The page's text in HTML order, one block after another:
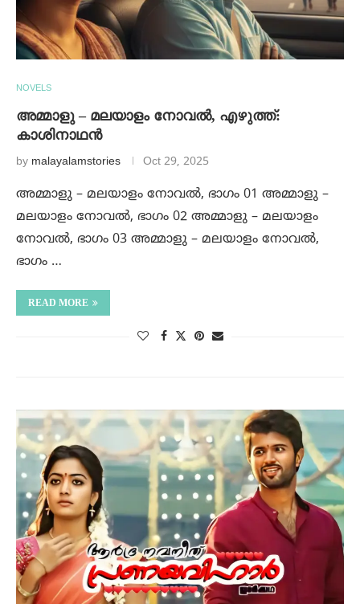
NOVELS
അമ്മാളു – മലയാളം നോവൽ, എഴുത്ത്:
കാശിനാഥൻ
by malayalamstories Oct 29, 2025
അമ്മാളു – മലയാളം നോവൽ, ഭാഗം 01 അമ്മാളു –
മലയാളം നോവൽ, ഭാഗം 02 അമ്മാളു – മലയാളം
നോവൽ, ഭാഗം 03 അമ്മാളു – മലയാളം നോവൽ,
ഭാഗം …
READ MORE